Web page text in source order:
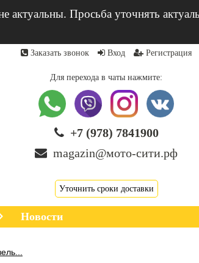
актуальны. Просьба уточнять
Заказать звонок Вход Регистрация
Для перехода в чаты нажмите:
+7 (978) 7841900
magazin@мото-сити.рф
Уточнить сроки доставки
Новости